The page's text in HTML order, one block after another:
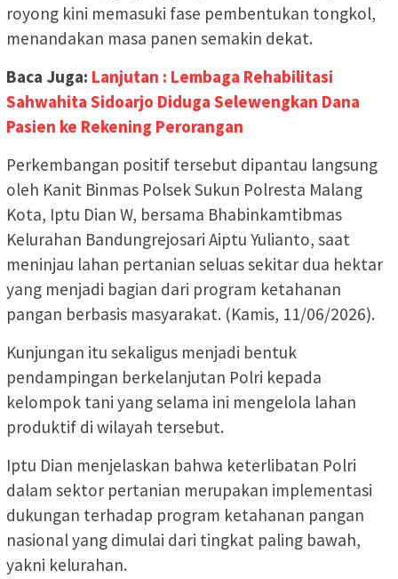
royong kini memasuki fase pembentukan tongkol,
menandakan masa panen semakin dekat.
Baca Juga: Lanjutan : Lembaga Rehabilitasi
Sahwahita Sidoarjo Diduga Selewengkan Dana
Pasien ke Rekening Perorangan
Perkembangan positif tersebut dipantau langsung
oleh Kanit Binmas Polsek Sukun Polresta Malang
Kota, Iptu Dian W, bersama Bhabinkamtibmas
Kelurahan Bandungrejosari Aiptu Yulianto, saat
meninjau lahan pertanian seluas sekitar dua hektar
yang menjadi bagian dari program ketahanan
pangan berbasis masyarakat. (Kamis, 11/06/2026).
Kunjungan itu sekaligus menjadi bentuk
pendampingan berkelanjutan Polri kepada
kelompok tani yang selama ini mengelola lahan
produktif di wilayah tersebut.
Iptu Dian menjelaskan bahwa keterlibatan Polri
dalam sektor pertanian merupakan implementasi
dukungan terhadap program ketahanan pangan
nasional yang dimulai dari tingkat paling bawah,
yakni kelurahan.